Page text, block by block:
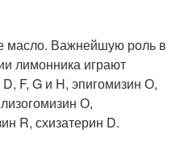
масло. Важнейшую роль в
лимонника играют
F, G и H, эпигомизин О,
О,
R, схизатерин D.